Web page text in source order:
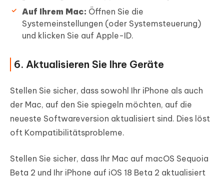
Auf Ihrem Mac: Öffnen Sie die
Systemeinstellungen (oder Systemsteuerung)
und klicken Sie auf Apple-ID.
6. Aktualisieren Sie Ihre Geräte
Stellen Sie sicher, dass sowohl Ihr iPhone als auch
der Mac, auf den Sie spiegeln möchten, auf die
neueste Softwareversion aktualisiert sind. Dies löst
oft Kompatibilitätsprobleme.
Stellen Sie sicher, dass Ihr Mac auf macOS Sequoia
Beta 2 und Ihr iPhone auf iOS 18 Beta 2 aktualisiert